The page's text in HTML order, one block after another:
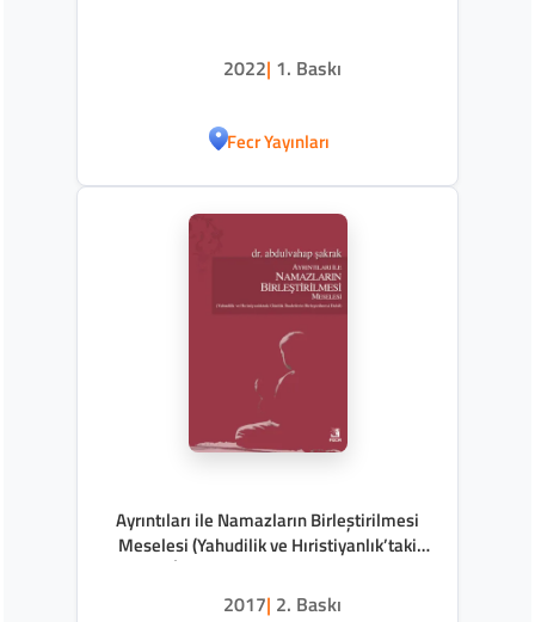
2022| 1. Baskı
Fecr Yayınları
Ayrıntıları ile Namazların Birleştirilmesi
Meselesi (Yahudilik ve Hıristiyanlık’taki
Günlük İbadetlerin Birleştirilmesi Dahil)
2017| 2. Baskı